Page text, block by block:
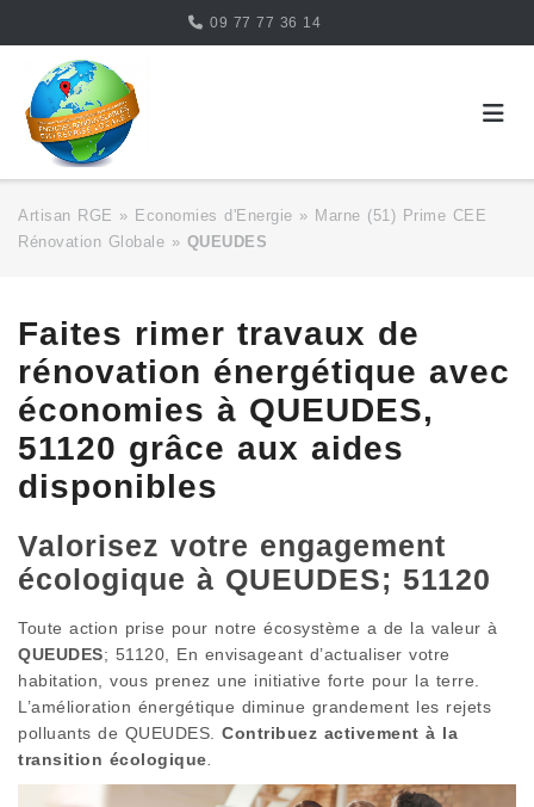
content
09 77 77 36 14
Artisan RGE » Economies d'Energie » Marne (51) Prime CEE
Rénovation Globale » QUEUDES
Faites rimer travaux de
rénovation énergétique avec
économies à QUEUDES,
51120 grâce aux aides
disponibles
Valorisez votre engagement
écologique à QUEUDES; 51120
Toute action prise pour notre écosystème a de la valeur à
QUEUDES; 51120, En envisageant d’actualiser votre
habitation, vous prenez une initiative forte pour la terre.
L’amélioration énergétique diminue grandement les rejets
polluants de QUEUDES. Contribuez activement à la
transition écologique